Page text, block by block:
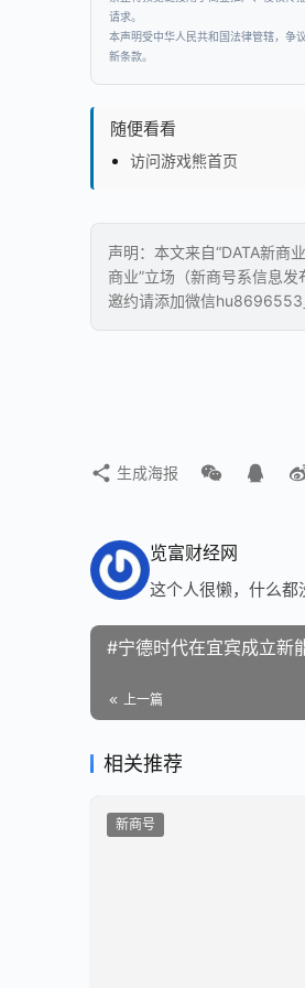
请求。
本声明受中华人民共和国法律管辖，争
新条款。
随便看看
访问游戏熊首页
声明：本文来自“DATA新商
商业”立场（新商号系信息
邀约请添加微信hu8696553
生成海报
览富财经网
这个人很懒，什么都
#宁德时代在宜宾成立新
上一篇
相关推荐
新商号